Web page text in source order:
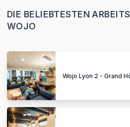
DIE BELIEBTESTEN
WOJO
Wojo Lyon 2 - Grand